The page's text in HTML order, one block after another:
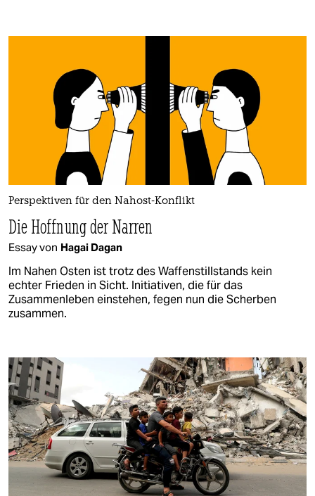
Perspektiven für den Nahost-Konflikt
Die Hoffnung der Narren
Essay von Hagai Dagan
Im Nahen Osten ist trotz des Waffenstillstands kein
echter Frieden in Sicht. Initiativen, die für das
Zusammenleben einstehen, fegen nun die Scherben
zusammen.